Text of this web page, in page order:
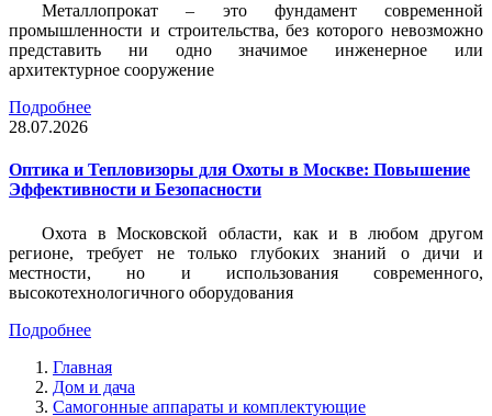
Металлопрокат – это фундамент современной
промышленности и строительства, без которого невозможно
представить ни одно значимое инженерное или
архитектурное сооружение
Подробнее
28.07.2026
Оптика и Тепловизоры для Охоты в Москве: Повышение
Эффективности и Безопасности
Охота в Московской области, как и в любом другом
регионе, требует не только глубоких знаний о дичи и
местности, но и использования современного,
высокотехнологичного оборудования
Подробнее
Главная
Дом и дача
Самогонные аппараты и комплектующие